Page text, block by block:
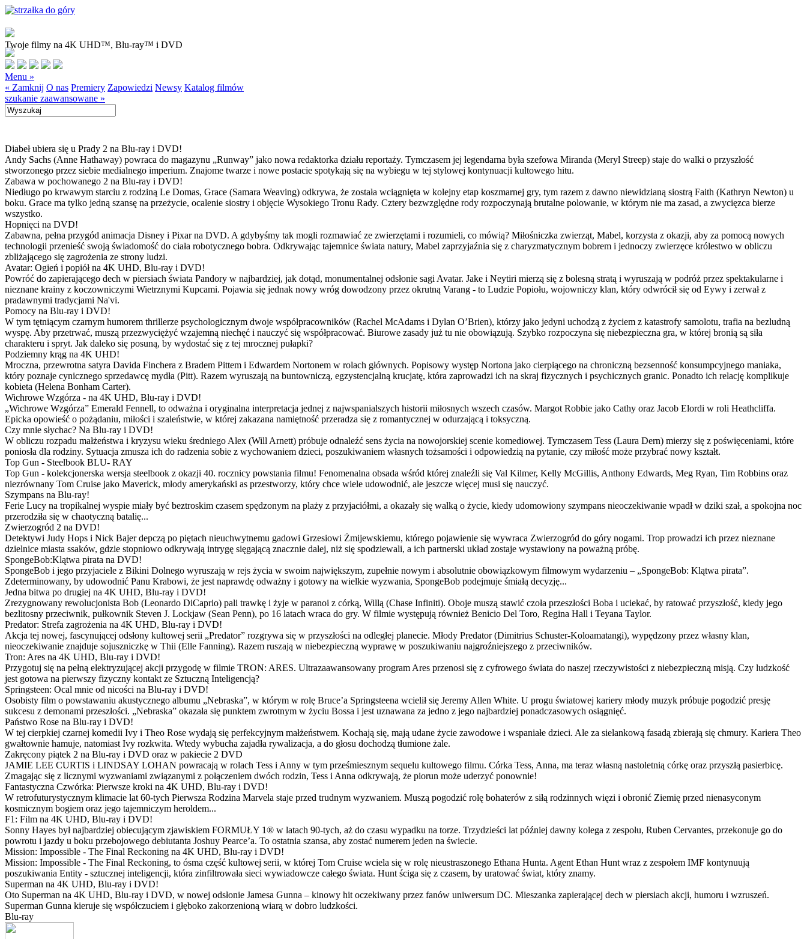
Twoje filmy na 4K UHD™, Blu-ray™ i DVD
Menu »
« Zamknij O nas Premiery Zapowiedzi Newsy Katalog filmów
szukanie zaawansowane »
Diabeł ubiera się u Prady 2 na Blu-ray i DVD!
Andy Sachs (Anne Hathaway) powraca do magazynu „Runway” jako nowa redaktorka działu reportaży. Tymczasem jej legendarna była szefowa Miranda (Meryl Streep) staje do walki o przyszłość
stworzonego przez siebie medialnego imperium. Znajome twarze i nowe postacie spotykają się na wybiegu w tej stylowej kontynuacji kultowego hitu.
Zabawa w pochowanego 2 na Blu-ray i DVD!
Niedługo po krwawym starciu z rodziną Le Domas, Grace (Samara Weaving) odkrywa, że została wciągnięta w kolejny etap koszmarnej gry, tym razem z dawno niewidzianą siostrą Faith (Kathryn Newton) u
boku. Grace ma tylko jedną szansę na przeżycie, ocalenie siostry i objęcie Wysokiego Tronu Rady. Cztery bezwzględne rody rozpoczynają brutalne polowanie, w którym nie ma zasad, a zwycięzca bierze
wszystko.
Hopnięci na DVD!
Zabawna, pełna przygód animacja Disney i Pixar na DVD. A gdybyśmy tak mogli rozmawiać ze zwierzętami i rozumieli, co mówią? Miłośniczka zwierząt, Mabel, korzysta z okazji, aby za pomocą nowych
technologii przenieść swoją świadomość do ciała robotycznego bobra. Odkrywając tajemnice świata natury, Mabel zaprzyjaźnia się z charyzmatycznym bobrem i jednoczy zwierzęce królestwo w obliczu
zbliżającego się zagrożenia ze strony ludzi.
Avatar: Ogień i popiół na 4K UHD, Blu-ray i DVD!
Powróć do zapierającego dech w piersiach świata Pandory w najbardziej, jak dotąd, monumentalnej odsłonie sagi Avatar. Jake i Neytiri mierzą się z bolesną stratą i wyruszają w podróż przez spektakularne i
nieznane krainy z koczowniczymi Wietrznymi Kupcami. Pojawia się jednak nowy wróg dowodzony przez okrutną Varang - to Ludzie Popiołu, wojowniczy klan, który odwrócił się od Eywy i zerwał z
pradawnymi tradycjami Na'vi.
Pomocy na Blu-ray i DVD!
W tym tętniącym czarnym humorem thrillerze psychologicznym dwoje współpracowników (Rachel McAdams i Dylan O’Brien), którzy jako jedyni uchodzą z życiem z katastrofy samolotu, trafia na bezludną
wyspę. Aby przetrwać, muszą przezwyciężyć wzajemną niechęć i nauczyć się współpracować. Biurowe zasady już tu nie obowiązują. Szybko rozpoczyna się niebezpieczna gra, w której bronią są siła
charakteru i spryt. Jak daleko się posuną, by wydostać się z tej mrocznej pułapki?
Podziemny krąg na 4K UHD!
Mroczna, przewrotna satyra Davida Finchera z Bradem Pittem i Edwardem Nortonem w rolach głównych. Popisowy występ Nortona jako cierpiącego na chroniczną bezsenność konsumpcyjnego maniaka,
który poznaje cynicznego sprzedawcę mydła (Pitt). Razem wyruszają na buntowniczą, egzystencjalną krucjatę, która zaprowadzi ich na skraj fizycznych i psychicznych granic. Ponadto ich relację komplikuje
kobieta (Helena Bonham Carter).
Wichrowe Wzgórza - na 4K UHD, Blu-ray i DVD!
„Wichrowe Wzgórza” Emerald Fennell, to odważna i oryginalna interpretacja jednej z najwspanialszych historii miłosnych wszech czasów. Margot Robbie jako Cathy oraz Jacob Elordi w roli Heathcliffa.
Epicka opowieść o pożądaniu, miłości i szaleństwie, w której zakazana namiętność przeradza się z romantycznej w odurzającą i toksyczną.
Czy mnie słychac? Na Blu-ray i DVD!
W obliczu rozpadu małżeństwa i kryzysu wieku średniego Alex (Will Arnett) próbuje odnaleźć sens życia na nowojorskiej scenie komediowej. Tymczasem Tess (Laura Dern) mierzy się z poświęceniami, które
poniosła dla rodziny. Sytuacja zmusza ich do radzenia sobie z wychowaniem dzieci, poszukiwaniem własnych tożsamości i odpowiedzią na pytanie, czy miłość może przybrać nowy kształt.
Top Gun - Steelbook BLU- RAY
Top Gun - kolekcjonerska wersja steelbook z okazji 40. rocznicy powstania filmu! Fenomenalna obsada wśród której znaleźli się Val Kilmer, Kelly McGillis, Anthony Edwards, Meg Ryan, Tim Robbins oraz
niezrównany Tom Cruise jako Maverick, młody amerykański as przestworzy, który chce wiele udowodnić, ale jeszcze więcej musi się nauczyć.
Szympans na Blu-ray!
Ferie Lucy na tropikalnej wyspie miały być beztroskim czasem spędzonym na plaży z przyjaciółmi, a okazały się walką o życie, kiedy udomowiony szympans nieoczekiwanie wpadł w dziki szał, a spokojna noc
przerodziła się w chaotyczną batalię...
Zwierzogród 2 na DVD!
Detektywi Judy Hops i Nick Bajer depczą po piętach nieuchwytnemu gadowi Grzesiowi Żmijewskiemu, którego pojawienie się wywraca Zwierzogród do góry nogami. Trop prowadzi ich przez nieznane
dzielnice miasta ssaków, gdzie stopniowo odkrywają intrygę sięgającą znacznie dalej, niż się spodziewali, a ich partnerski układ zostaje wystawiony na poważną próbę.
SpongeBob:Klątwa pirata na DVD!
SpongeBob i jego przyjaciele z Bikini Dolnego wyruszają w rejs życia w swoim największym, zupełnie nowym i absolutnie obowiązkowym filmowym wydarzeniu – „SpongeBob: Klątwa pirata”.
Zdeterminowany, by udowodnić Panu Krabowi, że jest naprawdę odważny i gotowy na wielkie wyzwania, SpongeBob podejmuje śmiałą decyzję...
Jedna bitwa po drugiej na 4K UHD, Blu-ray i DVD!
Zrezygnowany rewolucjonista Bob (Leonardo DiCaprio) pali trawkę i żyje w paranoi z córką, Willą (Chase Infiniti). Oboje muszą stawić czoła przeszłości Boba i uciekać, by ratować przyszłość, kiedy jego
bezlitosny przeciwnik, pułkownik Steven J. Lockjaw (Sean Penn), po 16 latach wraca do gry. W filmie występują również Benicio Del Toro, Regina Hall i Teyana Taylor.
Predator: Strefa zagrożenia na 4K UHD, Blu-ray i DVD!
Akcja tej nowej, fascynującej odsłony kultowej serii „Predator” rozgrywa się w przyszłości na odległej planecie. Młody Predator (Dimitrius Schuster-Koloamatangi), wypędzony przez własny klan,
nieoczekiwanie znajduje sojuszniczkę w Thii (Elle Fanning). Razem ruszają w niebezpieczną wyprawę w poszukiwaniu najgroźniejszego z przeciwników.
Tron: Ares na 4K UHD, Blu-ray i DVD!
Przygotuj się na pełną elektryzującej akcji przygodę w filmie TRON: ARES. Ultrazaawansowany program Ares przenosi się z cyfrowego świata do naszej rzeczywistości z niebezpieczną misją. Czy ludzkość
jest gotowa na pierwszy fizyczny kontakt ze Sztuczną Inteligencją?
Springsteen: Ocal mnie od nicości na Blu-ray i DVD!
Osobisty film o powstawaniu akustycznego albumu „Nebraska”, w którym w rolę Bruce’a Springsteena wcielił się Jeremy Allen White. U progu światowej kariery młody muzyk próbuje pogodzić presję
sukcesu z demonami przeszłości. „Nebraska” okazała się punktem zwrotnym w życiu Bossa i jest uznawana za jedno z jego najbardziej ponadczasowych osiągnięć.
Państwo Rose na Blu-ray i DVD!
W tej cierpkiej czarnej komedii Ivy i Theo Rose wydają się perfekcyjnym małżeństwem. Kochają się, mają udane życie zawodowe i wspaniałe dzieci. Ale za sielankową fasadą zbierają się chmury. Kariera Theo
gwałtownie hamuje, natomiast Ivy rozkwita. Wtedy wybucha zajadła rywalizacja, a do głosu dochodzą tłumione żale.
Zakręcony piątek 2 na Blu-ray i DVD oraz w pakiecie 2 DVD
JAMIE LEE CURTIS i LINDSAY LOHAN powracają w rolach Tess i Anny w tym prześmiesznym sequelu kultowego filmu. Córka Tess, Anna, ma teraz własną nastoletnią córkę oraz przyszłą pasierbicę.
Zmagając się z licznymi wyzwaniami związanymi z połączeniem dwóch rodzin, Tess i Anna odkrywają, że piorun może uderzyć ponownie!
Fantastyczna Czwórka: Pierwsze kroki na 4K UHD, Blu-ray i DVD!
W retrofuturystycznym klimacie lat 60-tych Pierwsza Rodzina Marvela staje przed trudnym wyzwaniem. Muszą pogodzić rolę bohaterów z siłą rodzinnych więzi i obronić Ziemię przed nienasyconym
kosmicznym bogiem oraz jego tajemniczym heroldem...
F1: Film na 4K UHD, Blu-ray i DVD!
Sonny Hayes był najbardziej obiecującym zjawiskiem FORMUŁY 1® w latach 90-tych, aż do czasu wypadku na torze. Trzydzieści lat później dawny kolega z zespołu, Ruben Cervantes, przekonuje go do
powrotu i jazdy u boku przebojowego debiutanta Joshuy Pearce’a. To ostatnia szansa, aby zostać numerem jeden na świecie.
Mission: Impossible - The Final Reckoning na 4K UHD, Blu-ray i DVD!
Mission: Impossible - The Final Reckoning, to ósma część kultowej serii, w której Tom Cruise wciela się w rolę nieustraszonego Ethana Hunta. Agent Ethan Hunt wraz z zespołem IMF kontynuują
poszukiwania Entity - sztucznej inteligencji, która zinfiltrowała sieci wywiadowcze całego świata. Hunt ściga się z czasem, by uratować świat, który znamy.
Superman na 4K UHD, Blu-ray i DVD!
Oto Superman na 4K UHD, Blu-ray i DVD, w nowej odsłonie Jamesa Gunna – kinowy hit oczekiwany przez fanów uniwersum DC. Mieszanka zapierającej dech w piersiach akcji, humoru i wzruszeń.
Superman Gunna kieruje się współczuciem i głęboko zakorzenioną wiarą w dobro ludzkości.
Blu-ray